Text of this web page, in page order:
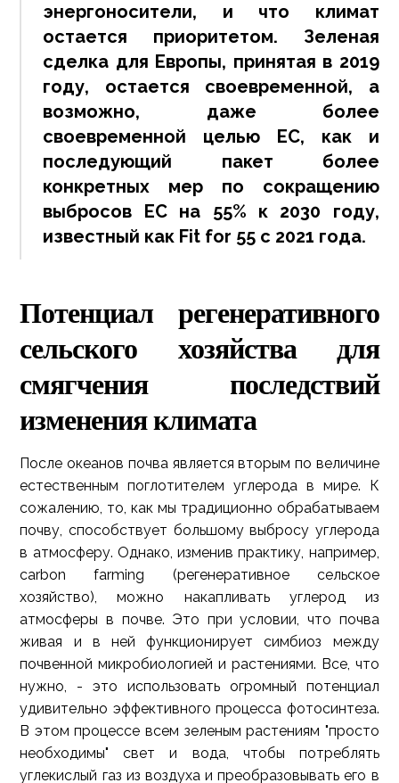
энергоносители, и что климат
остается приоритетом. Зеленая
сделка для Европы, принятая в 2019
году, остается своевременной, а
возможно, даже более
своевременной целью ЕС, как и
последующий пакет более
конкретных мер по сокращению
выбросов ЕС на 55% к 2030 году,
известный как Fit for 55 с 2021 года.
Потенциал регенеративного
сельского хозяйства для
смягчения последствий
изменения климата
После океанов почва является вторым по величине
естественным поглотителем углерода в мире. К
сожалению, то, как мы традиционно обрабатываем
почву, способствует большому выбросу углерода
в атмосферу. Однако, изменив практику, например,
carbon farming (регенеративное сельское
хозяйство), можно накапливать углерод из
атмосферы в почве. Это при условии, что почва
живая и в ней функционирует симбиоз между
почвенной микробиологией и растениями. Все, что
нужно, - это использовать огромный потенциал
удивительно эффективного процесса фотосинтеза.
В этом процессе всем зеленым растениям "просто
необходимы" свет и вода, чтобы потреблять
углекислый газ из воздуха и преобразовывать его в